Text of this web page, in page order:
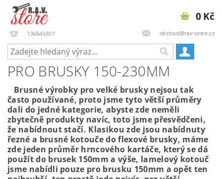
736545307 obchod@rav-store.cz
0 Kč
PRO BRUSKY 150-230MM
Brusné výrobky pro velké brusky nejsou tak
často používané, proto jsme tyto větší průměry
dali do jedné kategorie, abyste zde neměli
zbytečně produkty navíc, toto jsme přesvědčeni,
že nabídnout stačí. Klasikou zde jsou nabídnuty
řezné a brusné kotouče do flexové brusky, máme
zde jeden průměr hrncového kartáče, který se dá
použít do brusek 150mm a výše, lamelový kotouč
jsme nabídli pouze pro brusku 150mm a opět ten